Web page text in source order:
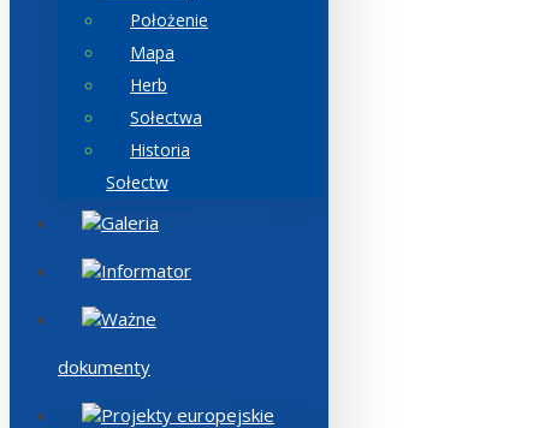
Położenie
Mapa
Herb
Sołectwa
Historia
Sołectw
Galeria
Informator
Ważne
dokumenty
Projekty europejskie